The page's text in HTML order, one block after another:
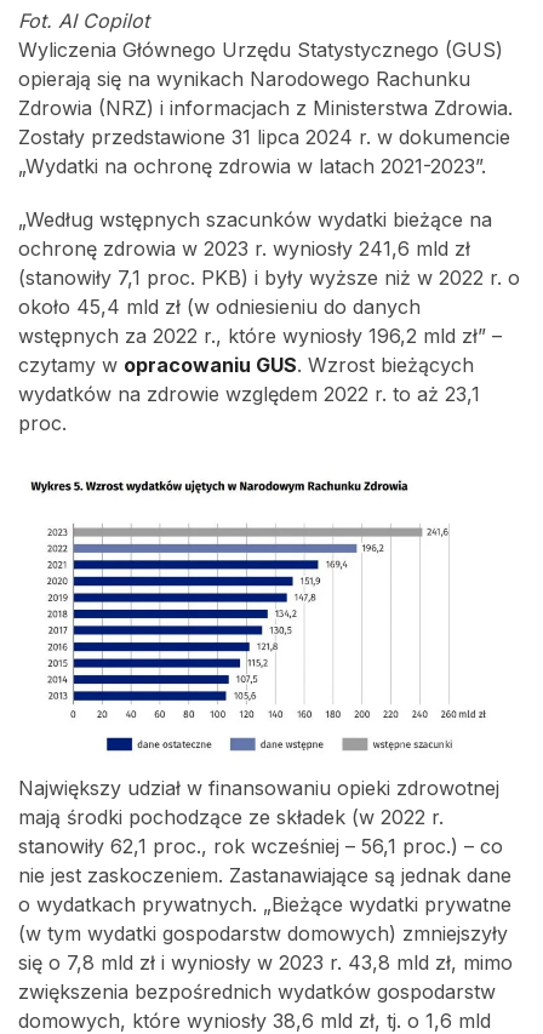
Fot. AI Copilot
Wyliczenia Głównego Urzędu Statystycznego (GUS)
opierają się na wynikach Narodowego Rachunku
Zdrowia (NRZ) i informacjach z Ministerstwa Zdrowia.
Zostały przedstawione 31 lipca 2024 r. w dokumencie
„Wydatki na ochronę zdrowia w latach 2021-2023”.
„Według wstępnych szacunków wydatki bieżące na
ochronę zdrowia w 2023 r. wyniosły 241,6 mld zł
(stanowiły 7,1 proc. PKB) i były wyższe niż w 2022 r. o
około 45,4 mld zł (w odniesieniu do danych
wstępnych za 2022 r., które wyniosły 196,2 mld zł” –
czytamy w opracowaniu GUS. Wzrost bieżących
wydatków na zdrowie względem 2022 r. to aż 23,1
proc.
Największy udział w finansowaniu opieki zdrowotnej
mają środki pochodzące ze składek (w 2022 r.
stanowiły 62,1 proc., rok wcześniej – 56,1 proc.) – co
nie jest zaskoczeniem. Zastanawiające są jednak dane
o wydatkach prywatnych. „Bieżące wydatki prywatne
(w tym wydatki gospodarstw domowych) zmniejszyły
się o 7,8 mld zł i wyniosły w 2023 r. 43,8 mld zł, mimo
zwiększenia bezpośrednich wydatków gospodarstw
domowych, które wyniosły 38,6 mld zł, tj. o 1,6 mld